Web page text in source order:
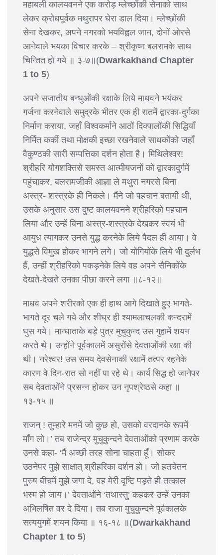
महाबली कालयवनने एक करोड़ म्लेच्छोंकी सेनाको साथ
लेकर क्रोधपूर्वक मथुरापर घेरा डाल दिया। म्लेच्छोंकी
सेना देखकर, अपने नगरको भयविह्वल जान, दोनों ओरसे
आनेवाले भयका विचार करके – श्रीकृष्ण बलरामके साथ
चिन्तित हो गये ॥ ३-७॥(Dwarkakhand Chapter
1 to 5)
अपने सजातीय बन्धुओंकी रक्षाके लिये माधवने भयंकर
गर्जना करनेवाले समुद्रके भीतर एक ही रातमें द्वारका-दुर्गका
निर्माण कराया, जहाँ विश्वकर्माने आठों दिक्पालोंकी सिद्धियाँ
निर्मित कर्की तथा मोक्षकी इच्छा रखनेवाले साधकोंको जहाँ
वैकुण्ठकी सारी सम्पत्तिका दर्शन होता है। मिथिलेश्वर!
श्रीहरि योगशक्तिसे समस्त आत्मीयजनों को द्वारकादुर्गमें
पहुंचाकर, बलरामजीकी आज्ञा ले मथुरा नगरसे बिना
अस्त्र- शस्त्रके ही निकले। मैंने जो पहचान बतायी थी,
उसके अनुसार उस दुष्ट कालयवनने श्रीहरिको पहचान
लिया और उन्हें बिना अस्त्र-शस्त्रके देखकर स्वयं भी
आयुध त्यागकर उनसे युद्ध करनेके लिये पैदल ही आया। वे
युद्धसे विमुख होकर भागने लगे। जो योगियोंके लिये भी दुर्लभ
हैं, उन्हीं श्रीहरिको पकड़नेके लिये वह अपने सैनिकोंके
देखते-देखते उनका पीछा करने लगा ॥८-१२॥
माधव अपने शरीरको एक ही हाथ आगे दिखाते हुए भागते-
भागते दूर चले गये और शीघ्र ही श्यामलाचलकी कन्दरामें
घुस गये। मान्धाताके बड़े पुत्र मुचुकुन्द उस गुहामें शयन
करते थे। उन्होंने पूर्वकालमें असुरोंसे देवताओंकी रक्षा की
थी। नरेश्वर! उस समय देवसेनाकी रक्षामें तत्पर रहनेके
कारण वे दिन-रात सो नहीं पा रहे थे। कार्य सिद्ध हो जानेपर
सब देवताओंने प्रसन्न होकर उन नृपश्रेष्ठसे कहा ॥
१३-१५ ॥
राजन् ! तुम्हारे मनमें जो कुछ हो, उसको वरदानके रूपमें
माँग लो।’ तब राजेन्द्र मुचुकुन्दने देवताओंको प्रणाम करके
उनसे कहा- ‘मैं अच्छी तरह सोना चाहता हूँ। सोकर
उठनेपर मुझे साक्षात् श्रीहरिका दर्शन हो। जो हतचेतन
पुरुष बीचमें मुझे जगा दे, वह मेरी दृष्टि पड़ते ही तत्काल
भस्म हो जाय।’ देवताओंने ‘तथास्तु’ कहकर उन्हें उनका
अभिलषित वर दे दिया। तब राजा मुचुकुन्दने पूर्वकालके
सत्ययुगमें शयन किया ॥ १६-१८ ॥(Dwarkakhand
Chapter 1 to 5)